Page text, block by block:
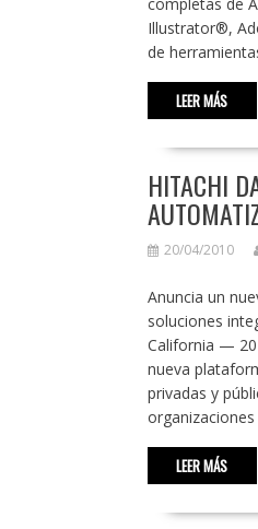
Illustrator®,
de
LEER MÁS
HITACHI
20/04/2010
Anuncia un
soluciones
California — 20
nueva
privadas y
LEER MÁS